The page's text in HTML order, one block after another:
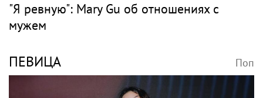
"Я ревную": Mary Gu об отношениях с
мужем
ПЕВИЦА Поп